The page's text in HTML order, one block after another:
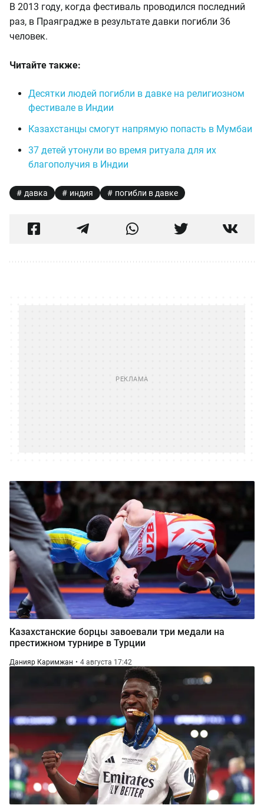
В 2013 году, когда фестиваль проводился последний
раз, в Праяградже в результате давки погибли 36
человек.
Читайте также:
Десятки людей погибли в давке на религиозном
фестивале в Индии
Казахстанцы смогут напрямую попасть в Мумбаи
37 детей утонули во время ритуала для их
благополучия в Индии
давка индия погибли в давке
Казахстанские борцы завоевали три медали на
престижном турнире в Турции
Данияр Каримжан 4 августа 17:42